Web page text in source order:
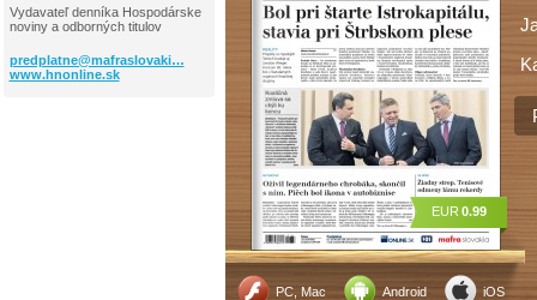
Vydavateľ denníka Hospodárske
noviny a odborných titulov
predplatne@mafraslovaki…
www.hnonline.sk
PC, Mac Android iOS
EUR 0.99